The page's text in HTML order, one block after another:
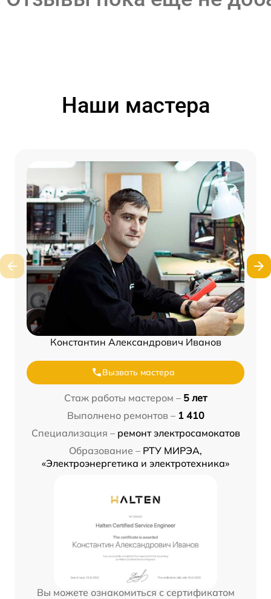
Наши мастера
Константин Александрович Иванов
Вызвать мастера
Стаж работы мастером – 5 лет
Выполнено ремонтов – 1 410
Специализация – ремонт электросамокатов
Образование – РТУ МИРЭА,
«Электроэнергетика и электротехника»
Вы можете ознакомиться с сертификатом